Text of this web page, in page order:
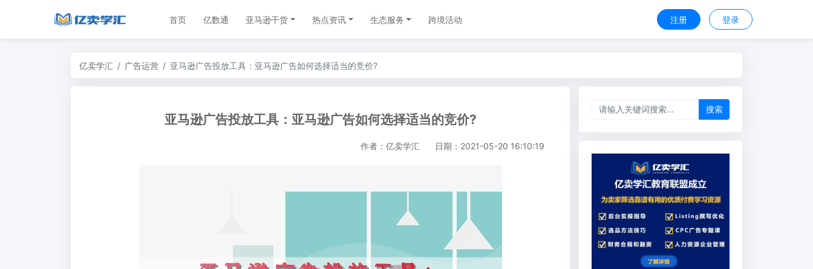
首页 亿数通 亚马逊干货 热点资讯 生态服务 跨境活动 注册 登录
亿卖学汇 广告运营 亚马逊广告投放工具：亚马逊广告如何选择适当的竞价?
亚马逊广告投放工具：亚马逊广告如何选择适当的竞价?
作者：亿卖学汇 日期：2021-05-20 16:10:19
搜索